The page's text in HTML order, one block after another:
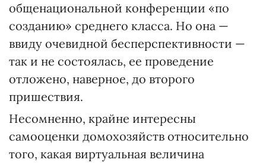
общенациональной конференции «по
созданию» среднего класса. Но она —
ввиду очевидной бесперспективности —
так и не состоялась, ее проведение
отложено, наверное, до второго
пришествия.
Несомненно, крайне интересны
самооценки домохозяйств относительно
того, какая виртуальная величина